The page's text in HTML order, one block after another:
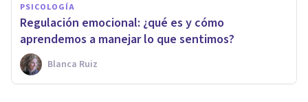
PSICOLOGÍA
Regulación emocional: ¿qué es y cómo
aprendemos a manejar lo que sentimos?
Blanca Ruiz